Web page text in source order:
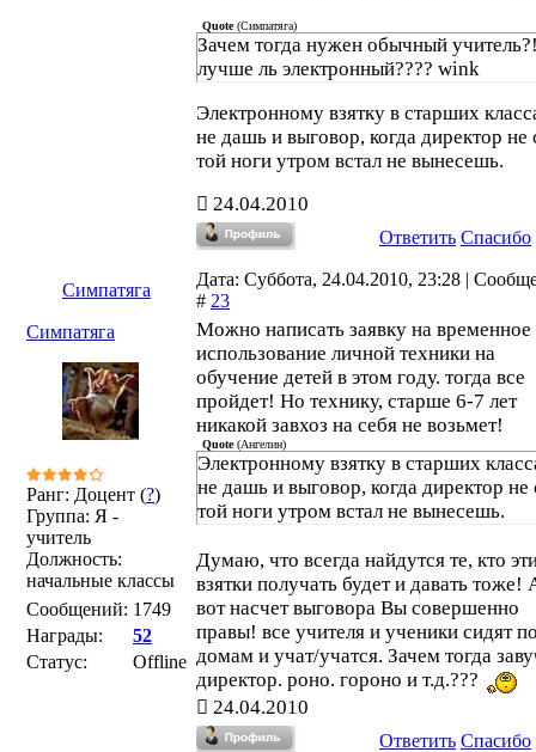
Quote(Симпатяга)
Зачем тогда нужен обычный
лучше ль электронный???? wink
Электронному взятку в старших
не дашь и выговор, когда директор не
той ноги утром встал не вынесешь.
24.04.2010
Ответить Спасибо
Симпатяга
Дата: Суббота, 24.04.2010, 23:28 |
# 23
Симпатяга
Ранг: Доцент (?)
Группа: Я -
учитель
Должность:
начальные классы
Сообщений: 1749
Награды:
52
Статус:
Offline
Можно написать заявку на временное
использование личной техники на
обучение детей в этом году. тогда все
пройдет! Но технику, старше 6-7 лет
никакой завхоз на себя не возьмет!
Quote(Ангелин)
Электронному взятку в старших
не дашь и выговор, когда директор не
той ноги утром встал не вынесешь.
Думаю, что всегда найдутся те, кто
взятки получать будет и давать тоже!
вот насчет выговора Вы совершенно
правы! все учителя и ученики сидят
домам и учат/учатся. Зачем тогда
директор. роно. гороно и т.д.???
24.04.2010
Ответить Спасибо